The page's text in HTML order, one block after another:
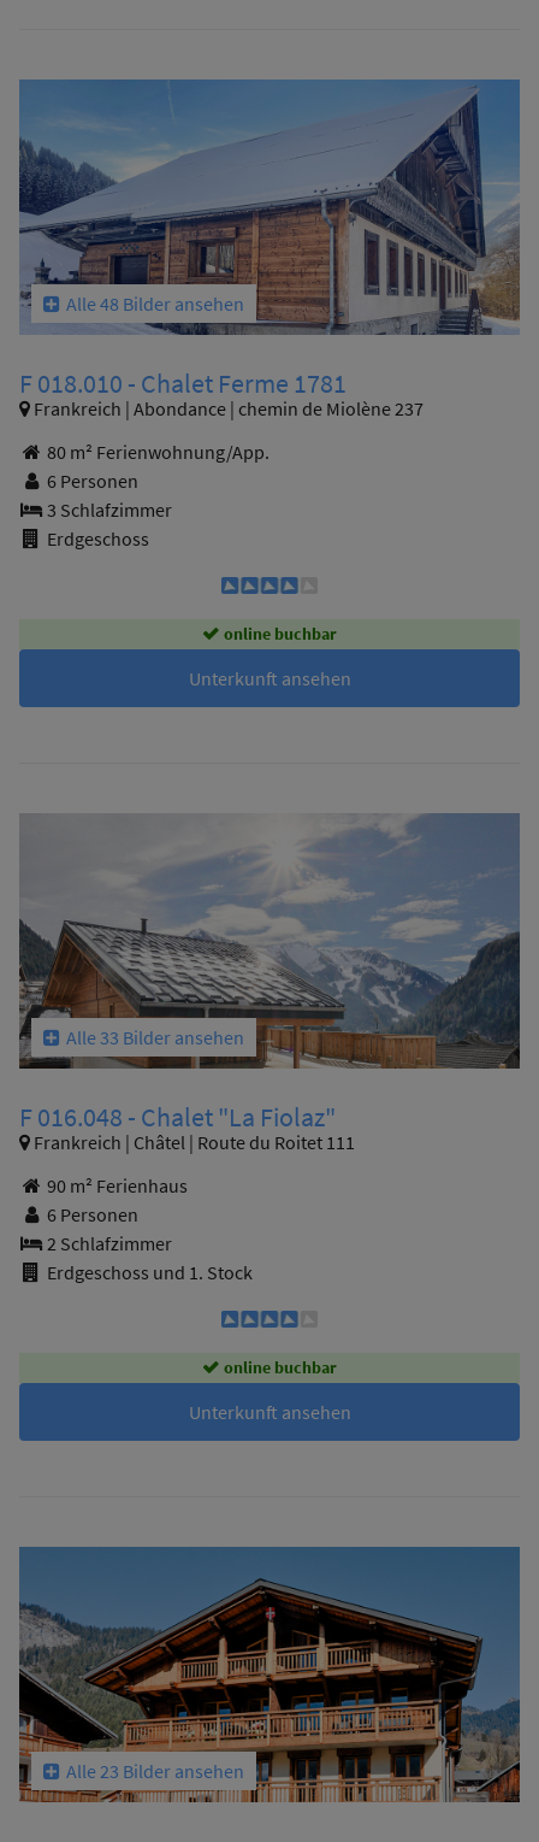
Alle 48 Bilder ansehen
F 018.010 - Chalet Ferme 1781
Frankreich | Abondance | chemin de Miolène 237
80 m² Ferienwohnung/App.
6 Personen
3 Schlafzimmer
Erdgeschoss
online buchbar
Unterkunft ansehen
Alle 33 Bilder ansehen
F 016.048 - Chalet "La Fiolaz"
Frankreich | Châtel | Route du Roitet 111
90 m² Ferienhaus
6 Personen
2 Schlafzimmer
Erdgeschoss und 1. Stock
online buchbar
Unterkunft ansehen
Alle 23 Bilder ansehen